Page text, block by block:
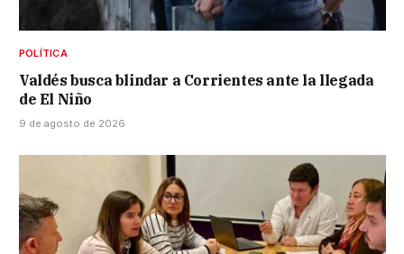
POLÍTICA
Valdés busca blindar a Corrientes ante la llegada
de El Niño
9 de agosto de 2026